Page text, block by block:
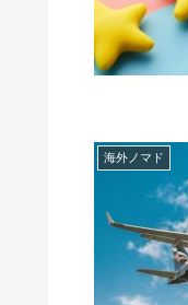
海外ノマド